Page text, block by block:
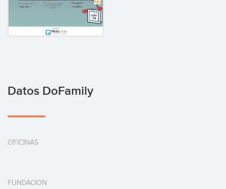
Datos DoFamily
OFICINAS
FUNDACION